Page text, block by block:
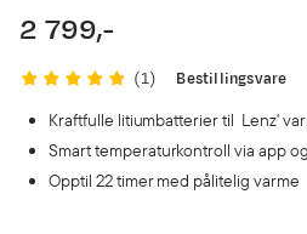
price
2 799,-
(1)
Bestillingsvare
Kraftfulle litiumbatterier til Lenz'
Smart temperaturkontroll via app
Opptil 22 timer med pålitelig varme